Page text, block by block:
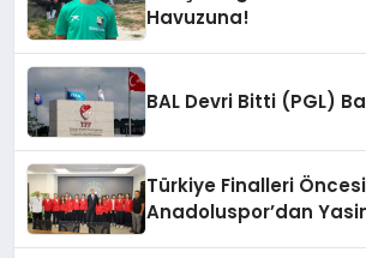
Havuzuna!
BAL Devri Bitti (PGL)
Türkiye Finalleri Öncesi
Anadoluspor’dan